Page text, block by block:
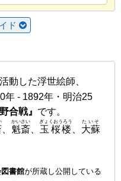
ド
動した浮世絵師、
年 - 1892年・明治25
合戦』 です。
魁斎
かいさい
玉桜楼
ぎょくおうろう
大蘇
たいそ
書館が所蔵し公開している